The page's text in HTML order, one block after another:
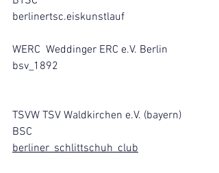
berlinertsc.eiskunstlauf
WERC  Weddinger ERC e.V. Berlin
bsv_1892
TSVW TSV Waldkirchen e.V. (bayern)
BSC
berliner_schlittschuh_club